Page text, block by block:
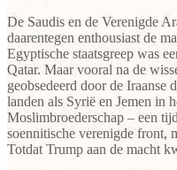
De Saudis en de Verenigde
daarentegen enthousiast de
Egyptische staatsgreep was
Qatar. Maar vooral na de
geobsedeerd door de Iraanse
landen als Syrië en Jemen in
Moslimbroederschap – een
soennitische verenigde front,
Totdat Trump aan de macht